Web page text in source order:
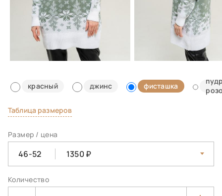
красный джинс фисташка
Таблица размеров
Размер / цена
46-52 1350
Количество